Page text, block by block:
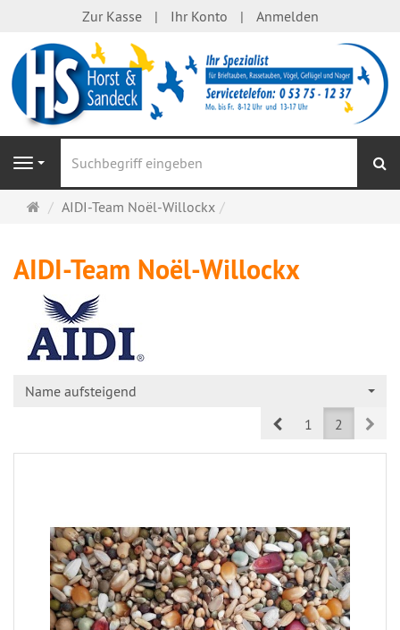
Zur Kasse Ihr Konto Anmelden
Navigation
Startseite
AIDI-Team Noël-Willockx
AIDI-Team Noël-Willockx
Name aufsteigend
Prev1 2